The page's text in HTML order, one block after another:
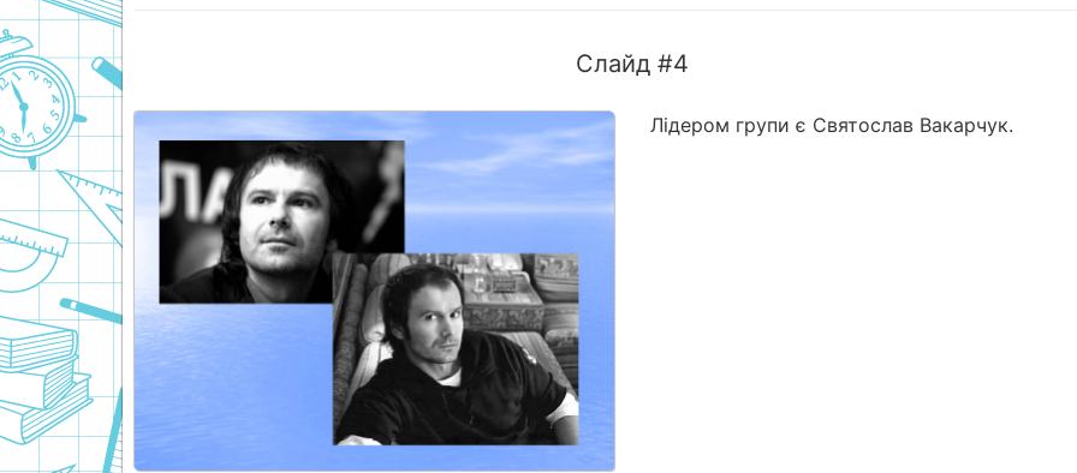
Слайд #4
Лідером групи є Святослав Вакарчук.